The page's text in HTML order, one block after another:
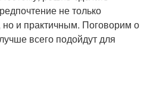
не только
и практичным. Поговорим о
всего подойдут для